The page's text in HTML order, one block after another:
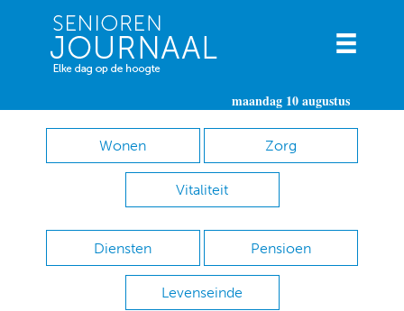
maandag 10 augustus
Wonen Zorg
Vitaliteit
Diensten Pensioen
Levenseinde